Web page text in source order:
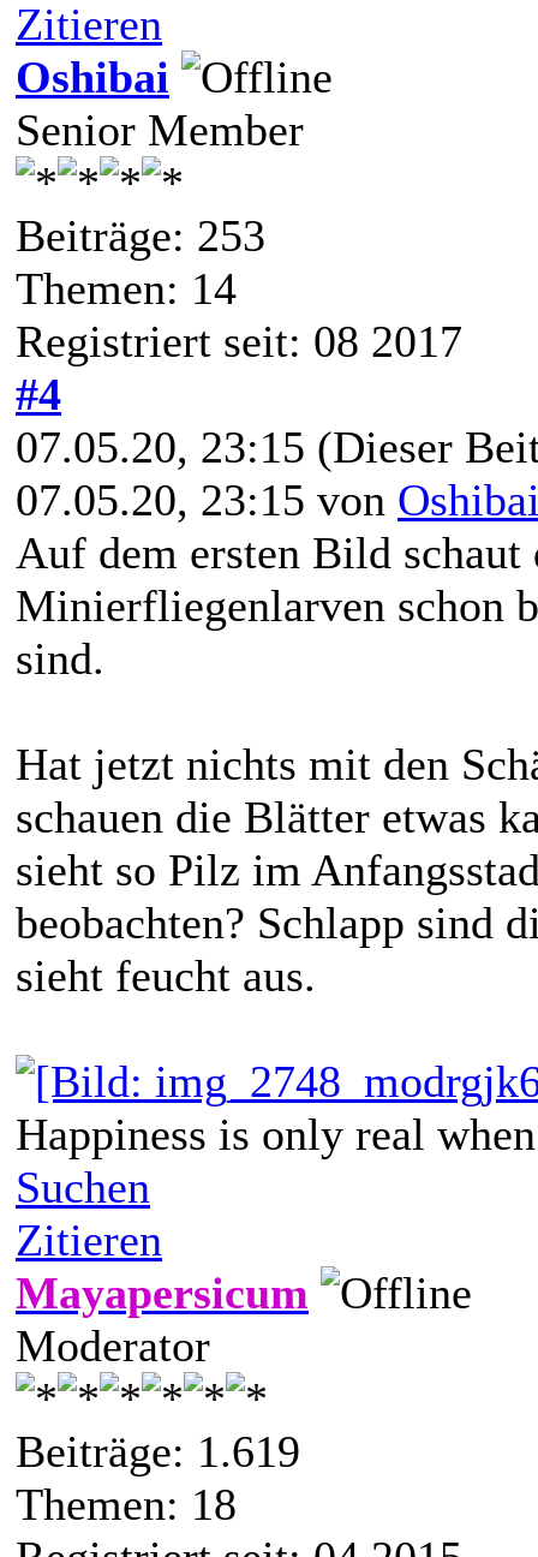
Zitieren
Oshibai
Senior Member
Beiträge: 253
Themen: 14
Registriert seit: 08 2017
#4
07.05.20, 23:15 (Dieser
07.05.20, 23:15 von
Auf dem ersten Bild schaut
Minierfliegenlarven schon
sind.
Hat jetzt nichts mit den
schauen die Blätter etwas
sieht so Pilz im
beobachten? Schlapp sind
sieht feucht aus.
Happiness is only real
Suchen
Zitieren
Mayapersicum
Moderator
Beiträge: 1.619
Themen: 18